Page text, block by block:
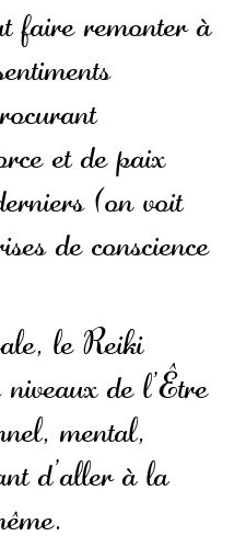
faire remonter à
et de paix
(on voit
de conscience
le Reiki
de l’Être
mental,
d’aller à la